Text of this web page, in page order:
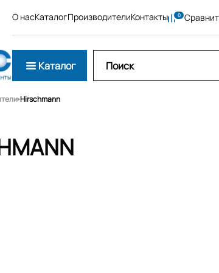
О насКаталогПроизводителиКонтакты
Каталог
Hirschmann